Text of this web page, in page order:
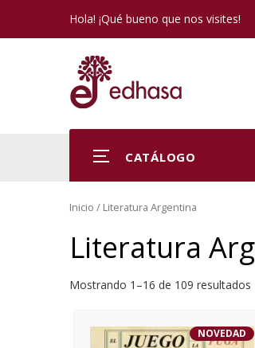
Hola! ¡Qué bueno que nos visites!
CATÁLOGO
Inicio / Literatura Argentina
Literatura
Mostrando 1–16 de 109 resultados
NOVEDAD